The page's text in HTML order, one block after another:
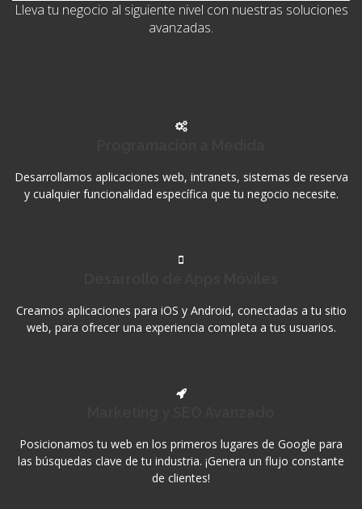
Lleva tu negocio al siguiente nivel con nuestras soluciones
avanzadas.
Desarrollamos aplicaciones web, intranets, sistemas de reserva
y cualquier funcionalidad específica que tu negocio necesite.
Creamos aplicaciones para iOS y Android, conectadas a tu sitio
web, para ofrecer una experiencia completa a tus usuarios.
Posicionamos tu web en los primeros lugares de Google para
las búsquedas clave de tu industria. ¡Genera un flujo constante
de clientes!